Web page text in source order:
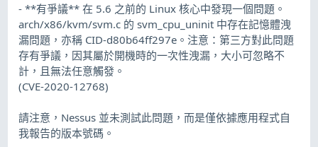
- **有爭議** 在 5.6 之前的 Linux 核心中發現一個問題。
arch/x86/kvm/svm.c 的 svm_cpu_uninit 中存在記憶體洩
漏問題，亦稱 CID-d80b64ff297e。注意：第三方對此問題
存有爭議，因其屬於開機時的一次性洩漏，大小可忽略不
計，且無法任意觸發。
(CVE-2020-12768)
請注意，Nessus 並未測試此問題，而是僅依據應用程式自
我報告的版本號碼。